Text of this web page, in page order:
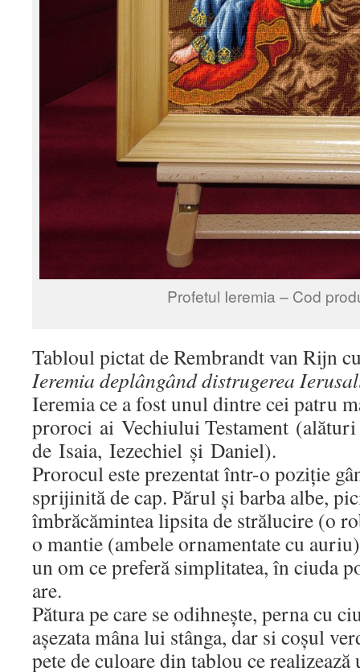
Profetul Ieremia – Cod
Tabloul pictat de Rembrandt van Rijn
Ieremia deplângând distrugerea
Ieremia ce a fost unul dintre cei patru
proroci ai Vechiului Testament (alături
de Isaia, Iezechiel și Daniel).
Prorocul este prezentat într-o poziție
sprijinită de cap. Părul și barba albe,
îmbrăcămintea lipsita de strălucire (o
o mantie (ambele ornamentate cu
un om ce preferă simplitatea, în ciuda
are.
Pătura pe care se odihnește, perna cu
așezata mâna lui stânga, dar si coșul
pete de culoare din tablou ce